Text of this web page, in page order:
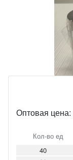
Оптовая цена:
Кол-во ед
40